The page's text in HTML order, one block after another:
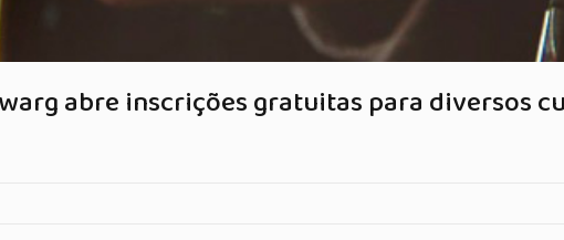
abre inscrições gratuitas para diversos